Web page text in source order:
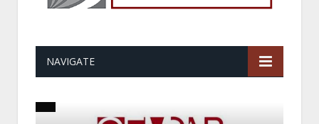
NAVIGATE